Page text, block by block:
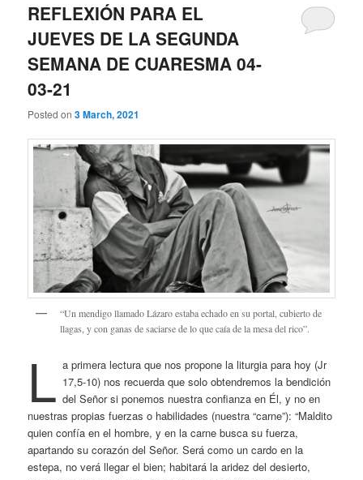
REFLEXIÓN PARA EL
JUEVES DE LA SEGUNDA
SEMANA DE CUARESMA 04-
03-21
Posted on3 March, 2021
“Un mendigo llamado Lázaro estaba echado en su portal, cubierto de
llagas, y con ganas de saciarse de lo que caía de la mesa del rico”.
L a primera lectura que nos propone la liturgia para hoy (Jr
17,5-10) nos recuerda que solo obtendremos la bendición
del Señor si ponemos nuestra confianza en Él, y no en
nuestras propias fuerzas o habilidades (nuestra “carne”): “Maldito
quien confía en el hombre, y en la carne busca su fuerza,
apartando su corazón del Señor. Será como un cardo en la
estepa, no verá llegar el bien; habitará la aridez del desierto,